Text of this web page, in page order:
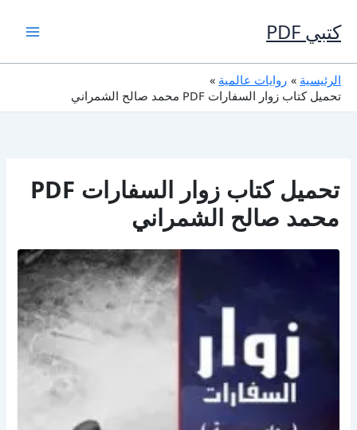
إلى
المحتوى
كتبي PDF
الرئيسية
روايات عالمية
تحميل كتاب زوار السفارات PDF محمد صالح الشمراني
تحميل كتاب زوار السفارات PDF
محمد صالح الشمراني